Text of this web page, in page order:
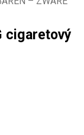
cigaretový